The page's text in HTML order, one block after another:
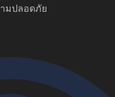
มปลอดภัย